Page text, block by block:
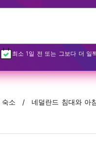
최소 1일 전 또는 그보다 더 일
소 네덜란드 침대와 아